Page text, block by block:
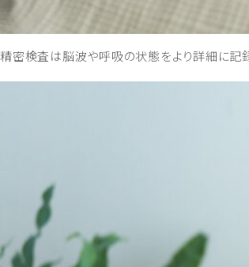
精密検査は脳波や呼吸の状態をより詳細に記